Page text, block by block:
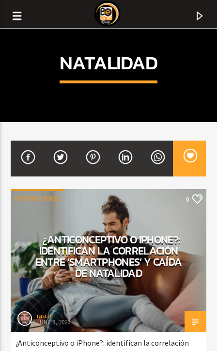
TITLE
CURRENT SHOW
BALADAS Y VALLENATO
3:00 PM 5:00 PM
NATALIDAD
INTERNACIONAL 0
¿ANTICONCEPTIVO O IPHONE?:
IDENTIFICAN LA CORRELACIÓN
ENTRE ‘SMARTPHONES’ Y CAÍDA
DE NATALIDAD
rasco
JUNE 9, 2026
¿Anticonceptivo o iPhone?: identifican la correlación